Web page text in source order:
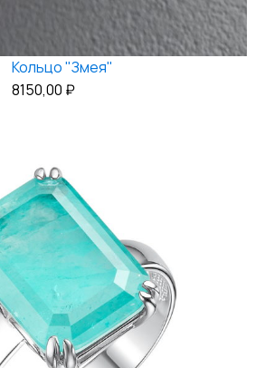
Кольцо "Змея"
8150,00 ₽